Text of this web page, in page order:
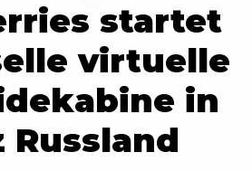
startet
virtuelle
in
Russland